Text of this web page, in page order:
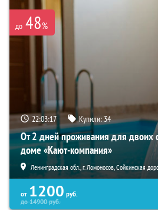
до 48%
22:03:15 Купили:34
От 2 дней проживания для двоих
доме «Кают-компания»
Ленинградская обл., г. Ломоносов, Сойкинская
от 1200 руб.
до14900руб.